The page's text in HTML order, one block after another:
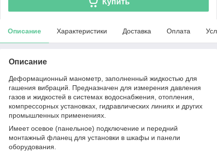
Описание Характеристики Доставка Оплата
Описание
Деформационный манометр, заполненный жидкостью для
гашения вибраций. Предназначен для измерения давления
газов и жидкостей в системах водоснабжения, отопления,
компрессорных установках, гидравлических линиях и других
промышленных применениях.
Имеет осевое (панельное) подключение и передний
монтажный фланец для установки в шкафы и панели
оборудования.